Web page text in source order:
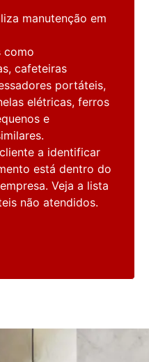
manutenção em
como
cafeteiras
portáteis,
elétricas, ferros
e
a identificar
está dentro do
Veja a lista
não atendidos.